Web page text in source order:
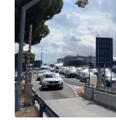
Esodo estivo,
sulle strade.
spostamenti nel